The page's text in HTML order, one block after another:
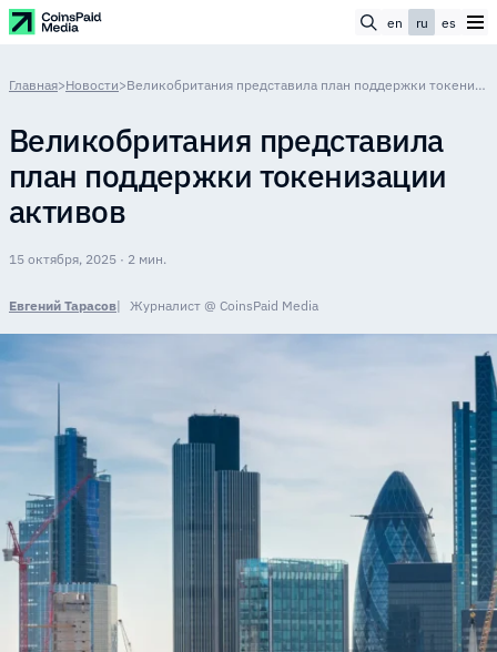
en ru es
Главная>Новости> Великобритания представила план поддержки токенизации активов
Великобритания представила
план поддержки токенизации
активов
15 октября, 2025 · 2 мин.
Евгений Тарасов Журналист @ CoinsPaid Media